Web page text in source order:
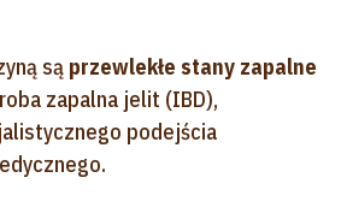
są przewlekłe stany zapalne
zapalna jelit (IBD),
podejścia